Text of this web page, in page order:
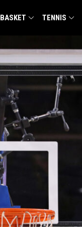
BASKET TENNIS